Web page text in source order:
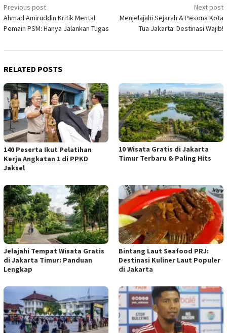
Post
navigation
Previous post
Ahmad Amiruddin Kritik Mental
Pemain PSM: Hanya Jalankan Tugas
Next post
Menjelajahi Sejarah & Pesona Kota
Tua Jakarta: Destinasi Wajib!
RELATED POSTS
140 Peserta Ikut Pelatihan
Kerja Angkatan 1 di PPKD
Jaksel
10 Wisata Gratis di Jakarta
Timur Terbaru & Paling Hits
Jelajahi Tempat Wisata Gratis
di Jakarta Timur: Panduan
Lengkap
Bintang Laut Seafood PRJ:
Destinasi Kuliner Laut Populer
di Jakarta